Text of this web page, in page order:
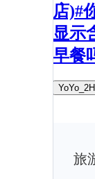
店)#
显示
早餐
旅